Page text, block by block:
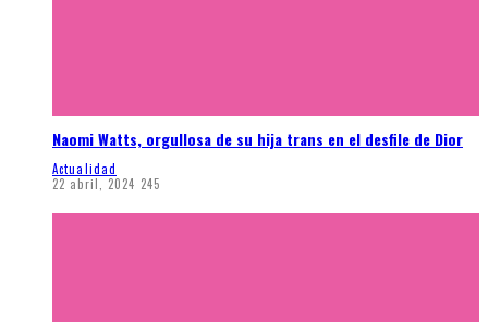
Naomi Watts, orgullosa de su hija trans en el desfile de Dior
Actualidad
22 abril, 2024 245